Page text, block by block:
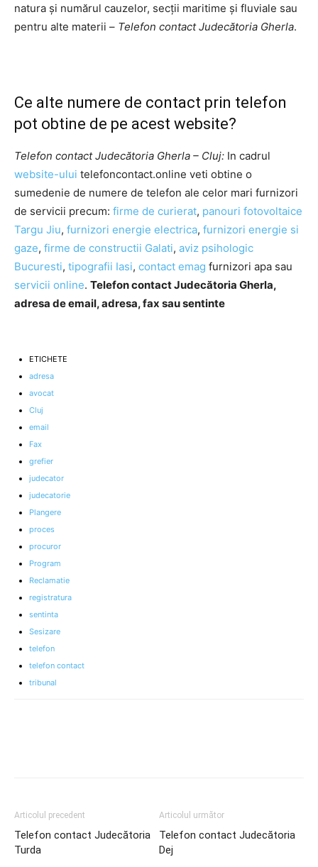
natura și numărul cauzelor, secții maritime și fluviale sau
pentru alte materii – Telefon contact Judecătoria Gherla.
Ce alte numere de contact prin telefon
pot obtine de pe acest website?
Telefon contact Judecătoria Gherla – Cluj: In cadrul
website-ului telefoncontact.online veti obtine o
sumedenie de numere de telefon ale celor mari furnizori
de servicii precum: firme de curierat, panouri fotovoltaice
Targu Jiu, furnizori energie electrica, furnizori energie si
gaze, firme de constructii Galati, aviz psihologic
Bucuresti, tipografii Iasi, contact emag furnizori apa sau
servicii online. Telefon contact Judecătoria Gherla,
adresa de email, adresa, fax sau sentinte
ETICHETE
adresa
avocat
Cluj
email
Fax
grefier
judecator
judecatorie
Plangere
proces
procuror
Program
Reclamatie
registratura
sentinta
Sesizare
telefon
telefon contact
tribunal
Articolul precedent
Telefon contact Judecătoria
Turda
Articolul următor
Telefon contact Judecătoria
Dej